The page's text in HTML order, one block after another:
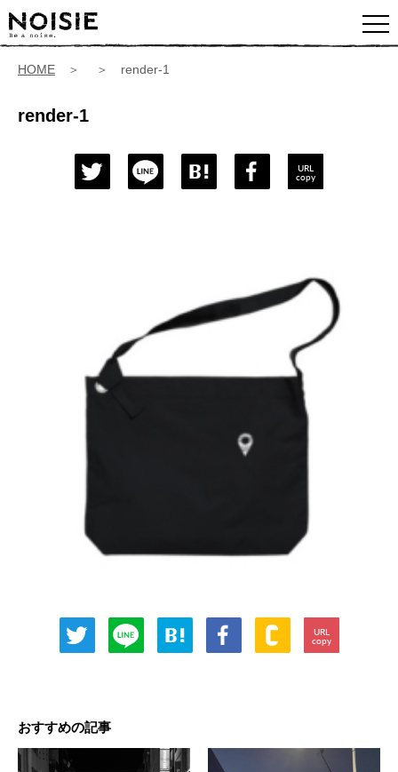
HOME ＞ ＞ render-1
render-1
URL
copy
URL
copy
おすすめの記事